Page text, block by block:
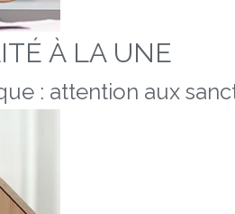
À LA UNE
: attention aux